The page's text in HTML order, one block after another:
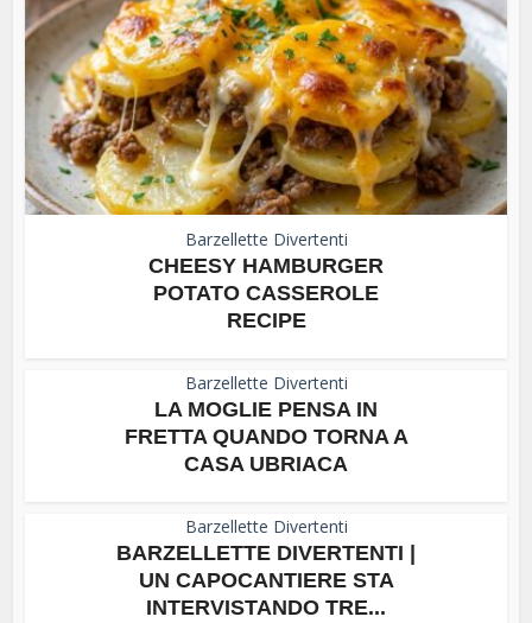
Barzellette Divertenti
CHEESY HAMBURGER
POTATO CASSEROLE
RECIPE
Barzellette Divertenti
LA MOGLIE PENSA IN
FRETTA QUANDO TORNA A
CASA UBRIACA
Barzellette Divertenti
BARZELLETTE DIVERTENTI |
UN CAPOCANTIERE STA
INTERVISTANDO TRE...